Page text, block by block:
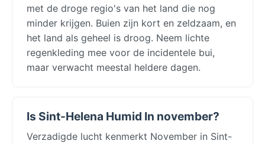
met de droge regio's van het land die nog
minder krijgen. Buien zijn kort en zeldzaam, en
het land als geheel is droog. Neem lichte
regenkleding mee voor de incidentele bui,
maar verwacht meestal heldere dagen.
Is Sint-Helena Humid In november?
Verzadigde lucht kenmerkt November in Sint-